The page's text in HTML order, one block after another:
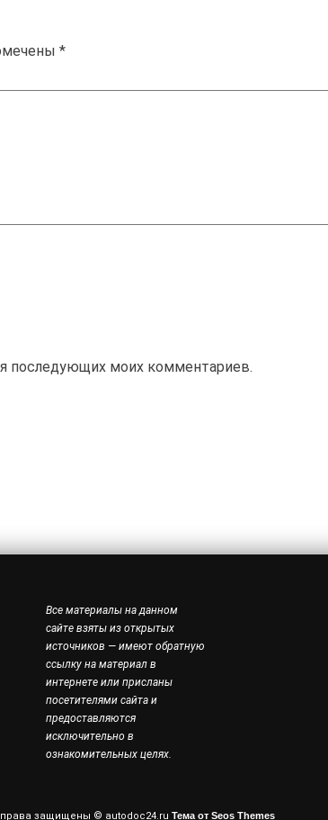
*
последующих моих комментариев.
Все материалы на данном
сайте взяты из открытых
источников — имеют обратную
ссылку на материал в
интернете или присланы
посетителями сайта и
предоставляются
исключительно в
ознакомительных целях.
права защищены © autodoc24.ru Тема от Seos Themes